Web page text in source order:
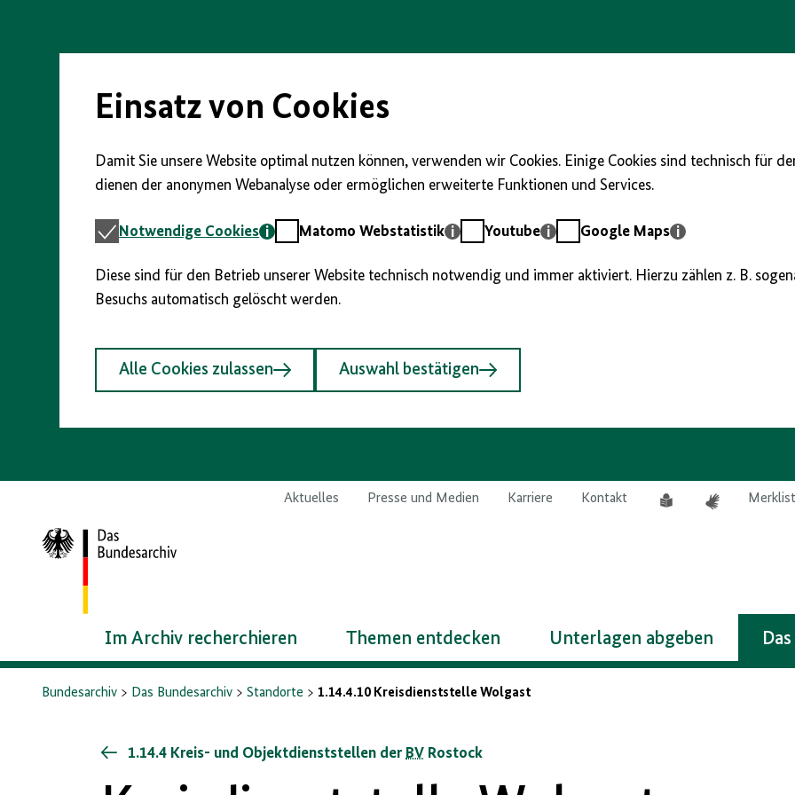
Seiteninhalt
Einsatz von Cookies
Damit Sie unsere Website optimal nutzen können, verwenden wir Cookies. Einige Cookies sind technisch für
dienen der anonymen Webanalyse oder ermöglichen erweiterte Funktionen und Services.
Notwendige
Notwendige Cookies
MatomoMatomo Webstatistik YoutubeYoutube
GoogleGoogle Maps
Diese sind für den Betrieb unserer Website technisch notwendig und immer aktiviert. Hierzu zählen z. B.
Besuchs automatisch gelöscht werden.
Alle Cookies zulassen Auswahl bestätigen
Aktuelles Presse und Medien Karriere Kontakt
Leichte
Zur
Startseite
Im Archiv recherchieren Themen entdecken Unterlagen abgeben
Bundesarchiv Das Bundesarchiv Standorte 1.14.4.10 Kreisdienststelle Wolgast
1.14.4 Kreis- und Objektdienststellen der BV Rostock